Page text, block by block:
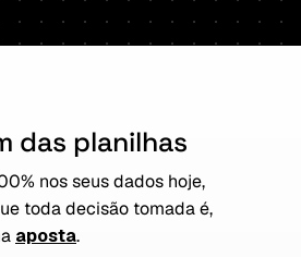
das planilhas
nos seus dados hoje,
toda decisão tomada é,
aposta.